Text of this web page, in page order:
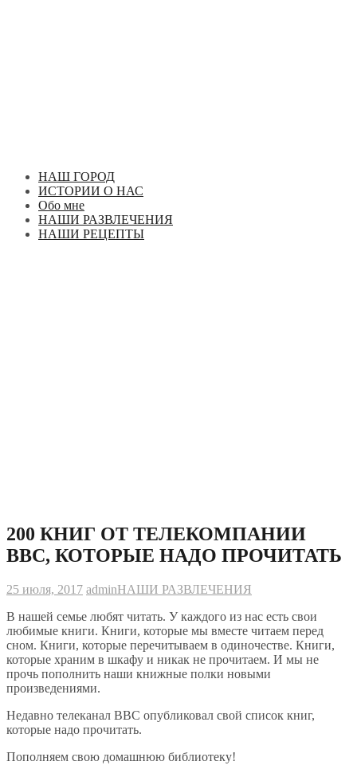
НАШ ГОРОД
ИСТОРИИ О НАС
Обо мне
НАШИ РАЗВЛЕЧЕНИЯ
НАШИ РЕЦЕПТЫ
200 КНИГ ОТ ТЕЛЕКОМПАНИИ
ВВС, КОТОРЫЕ НАДО ПРОЧИТАТЬ
25 июля, 2017 adminНАШИ РАЗВЛЕЧЕНИЯ
В нашей семье любят читать. У каждого из нас есть свои
любимые книги. Книги, которые мы вместе читаем перед
сном. Книги, которые перечитываем в одиночестве. Книги,
которые храним в шкафу и никак не прочитаем. И мы не
прочь пополнить наши книжные полки новыми
произведениями.
Недавно телеканал ВВС опубликовал свой список книг,
которые надо прочитать.
Пополняем свою домашнюю библиотеку!